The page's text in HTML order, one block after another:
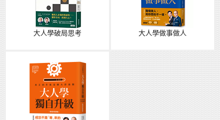
大人學破局思考 大人學做事做人